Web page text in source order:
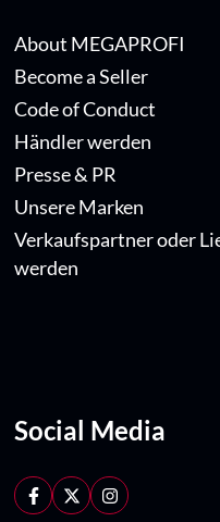
About MEGAPROFI
Become a Seller
Code of Conduct
Händler werden
Presse & PR
Unsere Marken
Verkaufspartner oder
werden
Social Media